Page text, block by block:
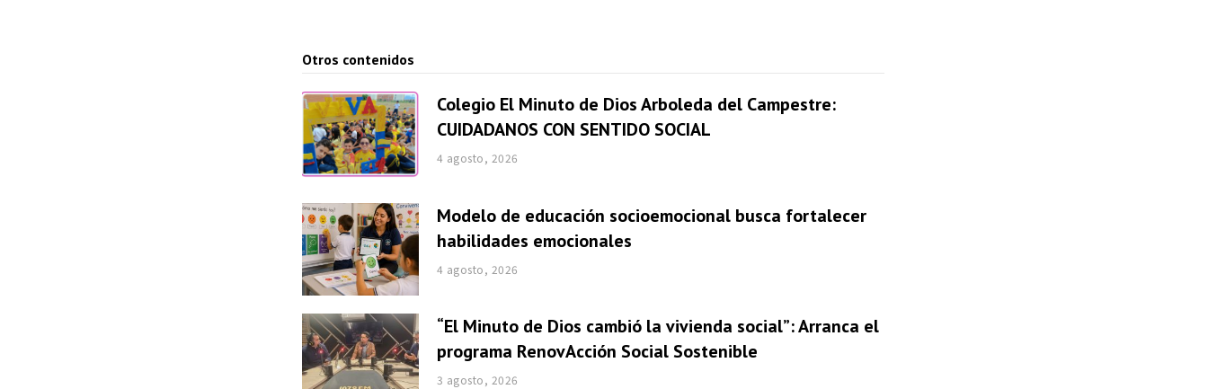
Otros contenidos
Colegio El Minuto de Dios Arboleda del Campestre:
CUIDADANOS CON SENTIDO SOCIAL
4 agosto, 2026
Modelo de educación socioemocional busca fortalecer
habilidades emocionales
4 agosto, 2026
“El Minuto de Dios cambió la vivienda social”: Arranca el
programa RenovAcción Social Sostenible
3 agosto, 2026